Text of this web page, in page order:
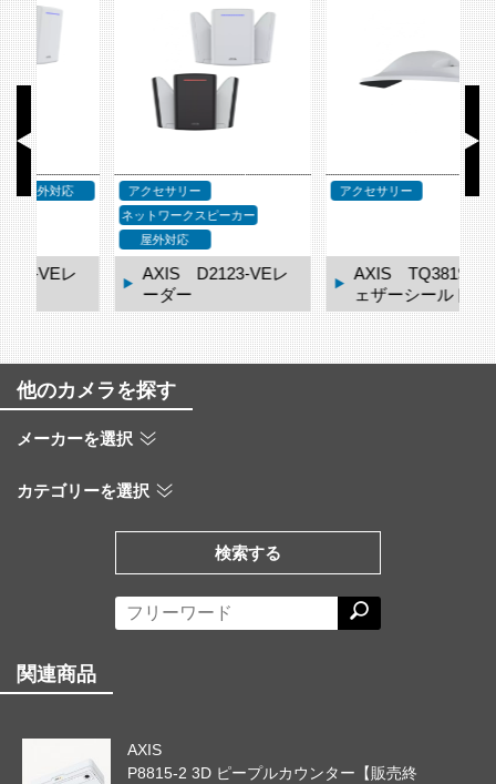
アクセサリー
ネットワークスピーカー
屋外対応
AXIS D2123-VEレ
ーダー
アクセサリー
AXIS TQ3819-E ウ
ェザーシールド
ア
他のカメラを探す
メーカーを選択
カテゴリーを選択
検索する
関連商品
AXIS
P8815-2 3D ピープルカウンター【販売終